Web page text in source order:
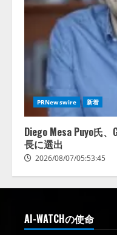
PRNewswire 新着
Diego Mesa Puyo氏
長に選出
2026/08/07/05:53:45
AI-WATCHの使命